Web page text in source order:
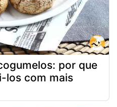
por que
los com mais